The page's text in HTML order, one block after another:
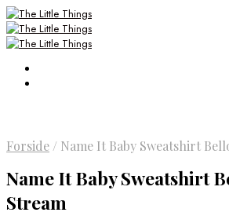
Forside / Name It Baby Sweatshirt
Name It Baby Sweatshirt
Stream